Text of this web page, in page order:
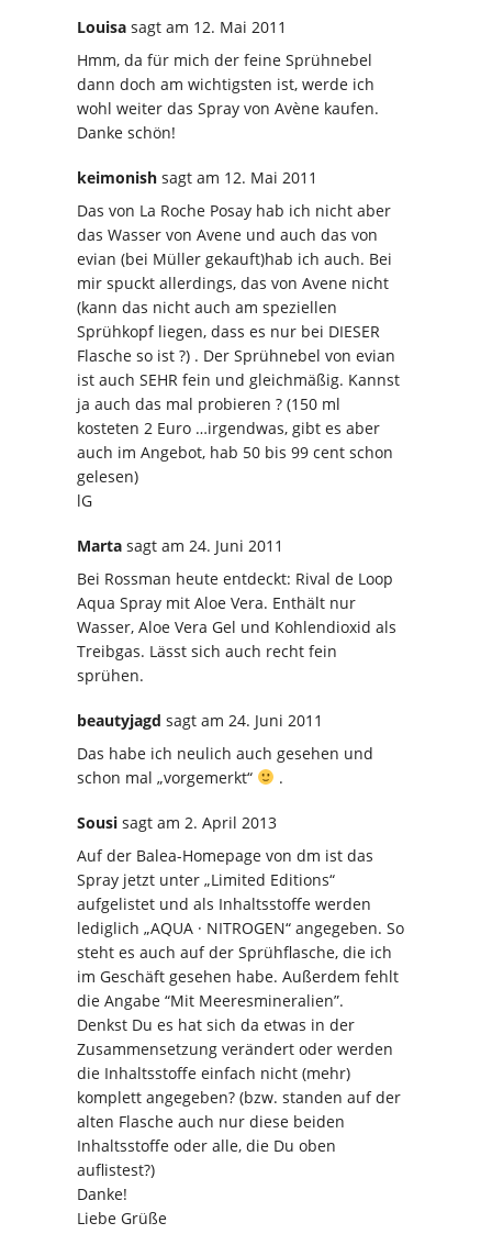
Louisa sagt am 12. Mai 2011
Hmm, da für mich der feine Sprühnebel
dann doch am wichtigsten ist, werde ich
wohl weiter das Spray von Avène kaufen.
Danke schön!
keimonish sagt am 12. Mai 2011
Das von La Roche Posay hab ich nicht aber
das Wasser von Avene und auch das von
evian (bei Müller gekauft)hab ich auch. Bei
mir spuckt allerdings, das von Avene nicht
(kann das nicht auch am speziellen
Sprühkopf liegen, dass es nur bei DIESER
Flasche so ist ?) . Der Sprühnebel von evian
ist auch SEHR fein und gleichmäßig. Kannst
ja auch das mal probieren ? (150 ml
kosteten 2 Euro …irgendwas, gibt es aber
auch im Angebot, hab 50 bis 99 cent schon
gelesen)
lG
Marta sagt am 24. Juni 2011
Bei Rossman heute entdeckt: Rival de Loop
Aqua Spray mit Aloe Vera. Enthält nur
Wasser, Aloe Vera Gel und Kohlendioxid als
Treibgas. Lässt sich auch recht fein
sprühen.
beautyjagd sagt am 24. Juni 2011
Das habe ich neulich auch gesehen und
schon mal „vorgemerkt“
.
Sousi sagt am 2. April 2013
Auf der Balea-Homepage von dm ist das
Spray jetzt unter „Limited Editions“
aufgelistet und als Inhaltsstoffe werden
lediglich „AQUA · NITROGEN“ angegeben. So
steht es auch auf der Sprühflasche, die ich
im Geschäft gesehen habe. Außerdem fehlt
die Angabe “Mit Meeresmineralien”.
Denkst Du es hat sich da etwas in der
Zusammensetzung verändert oder werden
die Inhaltsstoffe einfach nicht (mehr)
komplett angegeben? (bzw. standen auf der
alten Flasche auch nur diese beiden
Inhaltsstoffe oder alle, die Du oben
auflistest?)
Danke!
Liebe Grüße